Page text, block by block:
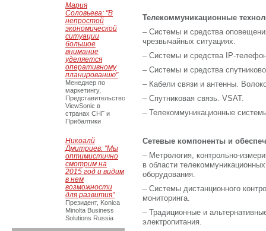
Телекоммуникационные
– Системы и средства
чрезвычайных ситуациях.
– Системы и средства IP-
– Системы и средства
– Кабели связи и антенны.
– Спутниковая связь. VSAT.
– Телекоммуникационные
Сетевые компоненты и
– Метрология, контрольно-
в области
оборудования.
– Системы дистанционного
мониторинга.
– Традиционные и
электропитания.
Мария
Соловьева: "В
непростой
экономической
ситуации
большое
внимание
уделяется
оперативному
планированию"
Менеджер по
маркетингу,
Представительство
ViewSonic в
странах СНГ и
Прибалтики
Никоалй
Дмитриев: "Мы
оптимистично
смотрим на
2015 год и видим
в нем
возможности
для развития"
Президент, Konica
Minolta Business
Solutions Russia